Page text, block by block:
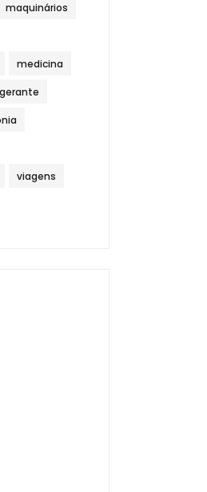
maquinários
medicina
viagens